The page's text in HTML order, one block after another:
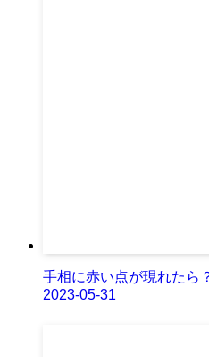
手相に赤い点が現れたら
2023-05-31